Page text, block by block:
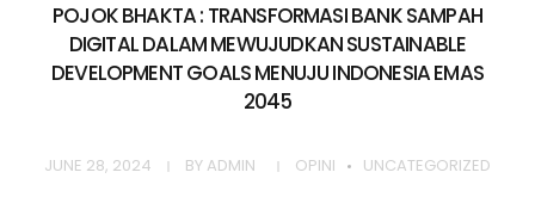
POJOK BHAKTA : TRANSFORMASI BANK SAMPAH
DIGITAL DALAM MEWUJUDKAN SUSTAINABLE
DEVELOPMENT GOALS MENUJU INDONESIA EMAS
2045
JUNE 28, 2024 BY ADMIN OPINI UNCATEGORIZED